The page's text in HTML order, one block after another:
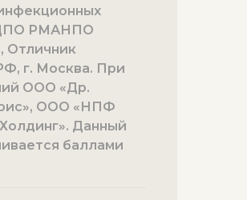
РМАНПО
Отличник
г. Москва. При
ООО «Др.
ООО «НПФ
Данный
баллами